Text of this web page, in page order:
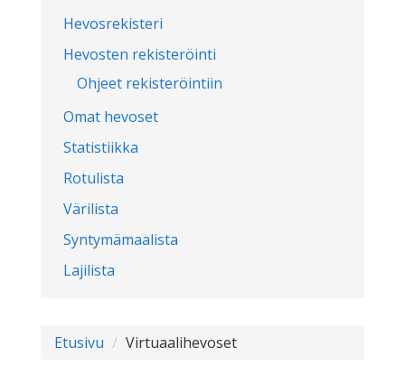
Hevosrekisteri
Hevosten rekisteröinti
Ohjeet rekisteröintiin
Omat hevoset
Statistiikka
Rotulista
Värilista
Syntymämaalista
Lajilista
Etusivu Virtuaalihevoset